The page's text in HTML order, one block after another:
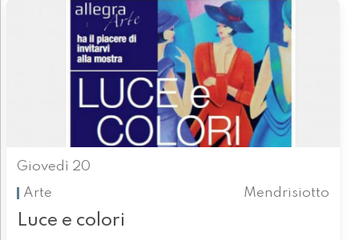
Giovedì 20
Arte
Mendrisiotto
Luce e colori